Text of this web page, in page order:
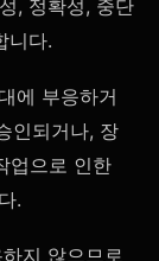
, 정확성, 중단
니다.
에 부응하거
인되거나, 장
업으로 인한
.
지 않으므로